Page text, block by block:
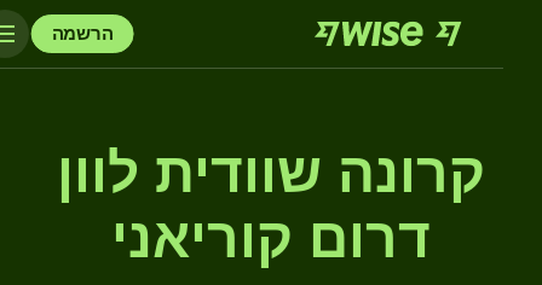
הרשמה
קרונה שוודית לוון
דרום קוריאני